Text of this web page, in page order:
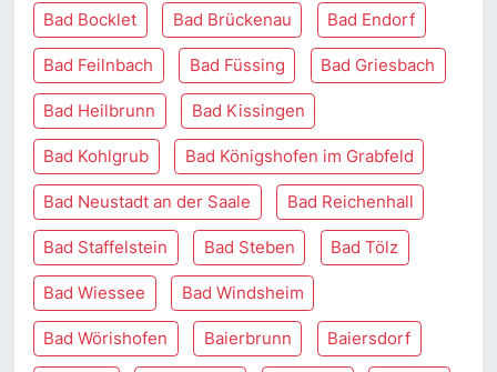
Bad Bocklet Bad Brückenau Bad Endorf
Bad Feilnbach Bad Füssing Bad Griesbach
Bad Heilbrunn Bad Kissingen
Bad Kohlgrub Bad Königshofen im Grabfeld
Bad Neustadt an der Saale Bad Reichenhall
Bad Staffelstein Bad Steben Bad Tölz
Bad Wiessee Bad Windsheim
Bad Wörishofen Baierbrunn Baiersdorf